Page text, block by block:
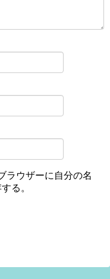
ラウザーに自分の名
る。